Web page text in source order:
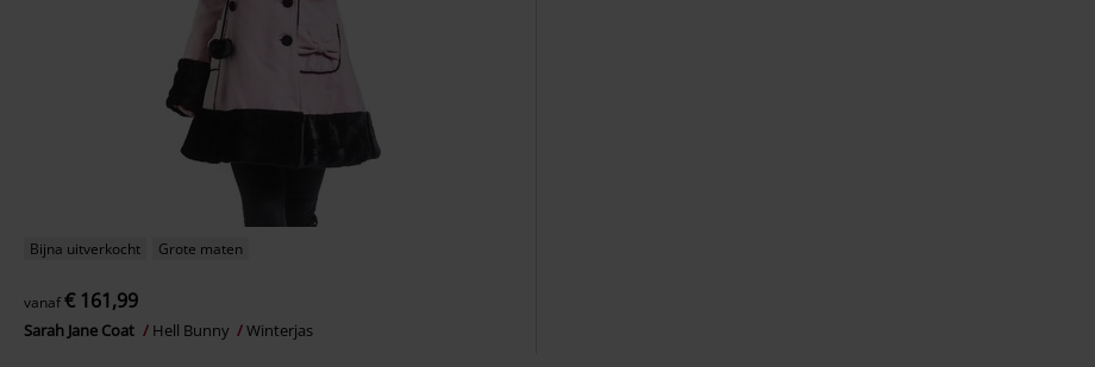
Bijna uitverkocht Grote maten
vanaf€ 161,99
Sarah Jane Coat Hell Bunny Winterjas